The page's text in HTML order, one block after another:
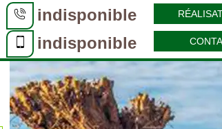
indisponible
indisponible